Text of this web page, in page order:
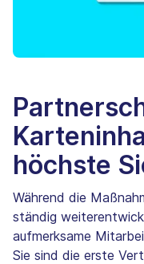
höchste
Während die
ständig
aufmerksame
Sie sind die erste